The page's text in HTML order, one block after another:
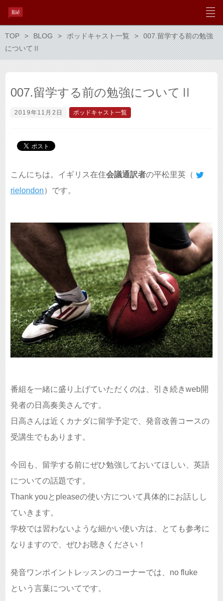
TOP BLOG ポッドキャスト一覧
007.留学する前の勉強
についてⅡ
007.留学する前の勉強についてⅡ
2019年11月2日 ポッドキャスト一覧
こんにちは。イギリス在住会議通訳者の平松里英（
rielondon）です。
番組を一緒に盛り上げていただくのは、引き続きweb開
発者の日高奏美さんです。
日高さんは近くカナダに留学予定で、発音改善コースの
受講生でもあります。
今回も、留学する前にぜひ勉強しておいてほしい、英語
についての話題です。
Thank youとpleaseの使い方について具体的にお話しし
ていきます。
学校では習わないような細かい使い方は、とても参考に
なりますので、ぜひお聴きください！
発音ワンポイントレッスンのコーナーでは、no fluke
という言葉についてです。